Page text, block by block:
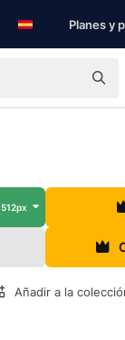
Planes y
512px
Añadir a la